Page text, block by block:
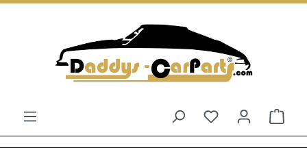
Du hast 0